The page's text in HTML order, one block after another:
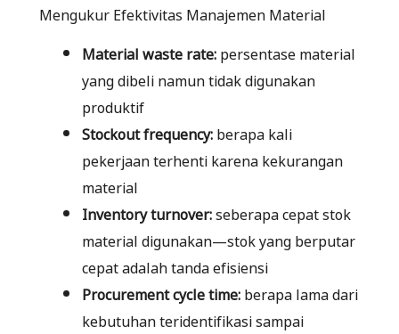
Mengukur Efektivitas Manajemen Material
Material waste rate:persentase material
yang dibeli namun tidak digunakan
produktif
Stockout frequency:berapa kali
pekerjaan terhenti karena kekurangan
material
Inventory turnover:seberapa cepat stok
material digunakan—stok yang berputar
cepat adalah tanda efisiensi
Procurement cycle time:berapa lama dari
kebutuhan teridentifikasi sampai